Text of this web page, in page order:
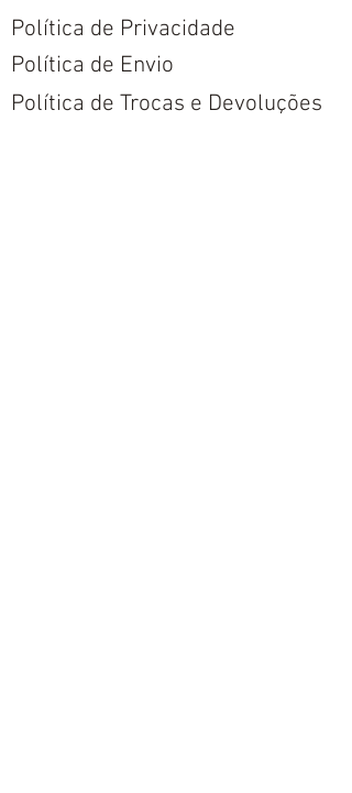
Política de Privacidade
Política de Envio
Política de Trocas e Devoluções